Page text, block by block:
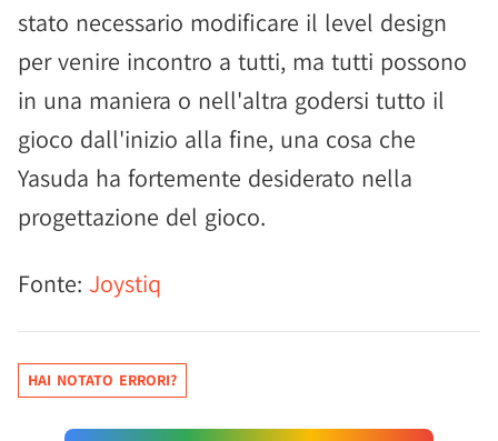
stato necessario modificare il level design
per venire incontro a tutti, ma tutti possono
in una maniera o nell'altra godersi tutto il
gioco dall'inizio alla fine, una cosa che
Yasuda ha fortemente desiderato nella
progettazione del gioco.
Fonte: Joystiq
HAI NOTATO ERRORI?